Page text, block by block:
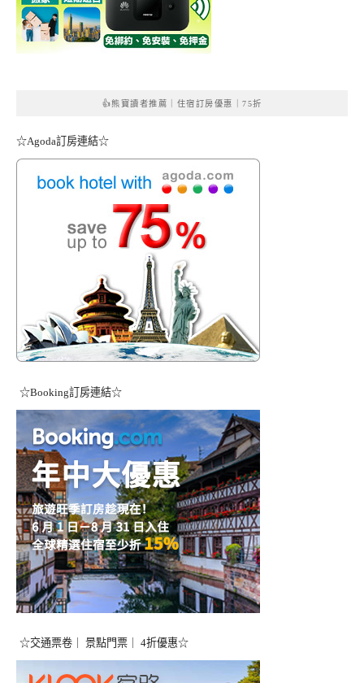
👍熊寶讀者推薦｜住宿訂房優惠｜75折
☆Agoda訂房連結☆
☆Booking訂房連結☆
☆交通票卷｜ 景點門票｜ 4折優惠☆